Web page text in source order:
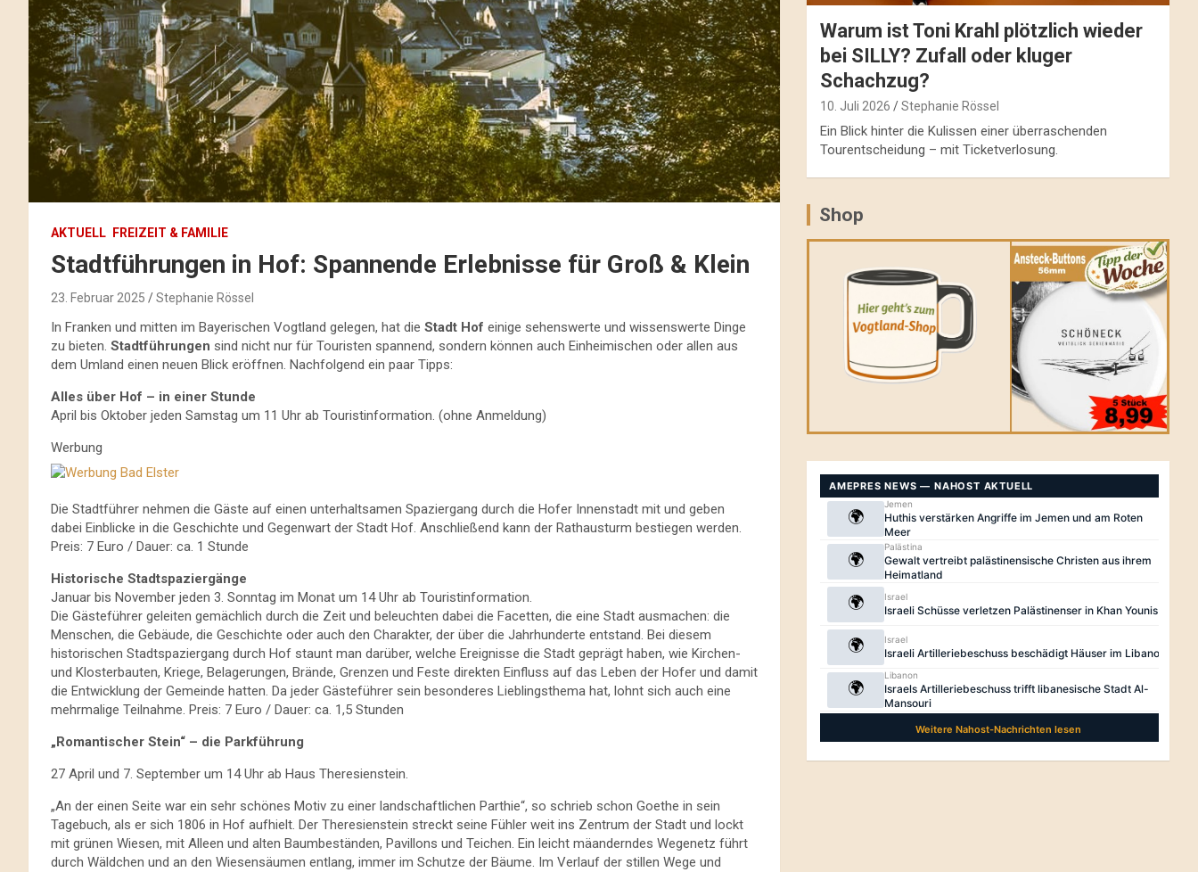
AKTUELL FREIZEIT & FAMILIE
Stadtführungen in Hof: Spannende Erlebnisse für Groß & Klein
23. Februar 2025 Stephanie Rössel
In Franken und mitten im Bayerischen Vogtland gelegen, hat die Stadt Hof einige sehenswerte und wissenswerte Dinge
zu bieten. Stadtführungen sind nicht nur für Touristen spannend, sondern können auch Einheimischen oder allen aus
dem Umland einen neuen Blick eröffnen. Nachfolgend ein paar Tipps:
Alles über Hof – in einer Stunde
April bis Oktober jeden Samstag um 11 Uhr ab Touristinformation. (ohne Anmeldung)
Werbung
Die Stadtführer nehmen die Gäste auf einen unterhaltsamen Spaziergang durch die Hofer Innenstadt mit und geben
dabei Einblicke in die Geschichte und Gegenwart der Stadt Hof. Anschließend kann der Rathausturm bestiegen werden.
Preis: 7 Euro / Dauer: ca. 1 Stunde
Historische Stadtspaziergänge
Januar bis November jeden 3. Sonntag im Monat um 14 Uhr ab Touristinformation.
Die Gästeführer geleiten gemächlich durch die Zeit und beleuchten dabei die Facetten, die eine Stadt ausmachen: die
Menschen, die Gebäude, die Geschichte oder auch den Charakter, der über die Jahrhunderte entstand. Bei diesem
historischen Stadtspaziergang durch Hof staunt man darüber, welche Ereignisse die Stadt geprägt haben, wie Kirchen-
und Klosterbauten, Kriege, Belagerungen, Brände, Grenzen und Feste direkten Einfluss auf das Leben der Hofer und damit
die Entwicklung der Gemeinde hatten. Da jeder Gästeführer sein besonderes Lieblingsthema hat, lohnt sich auch eine
mehrmalige Teilnahme. Preis: 7 Euro / Dauer: ca. 1,5 Stunden
„Romantischer Stein“ – die Parkführung
27 April und 7. September um 14 Uhr ab Haus Theresienstein.
„An der einen Seite war ein sehr schönes Motiv zu einer landschaftlichen Parthie“, so schrieb schon Goethe in sein
Tagebuch, als er sich 1806 in Hof aufhielt. Der Theresienstein streckt seine Fühler weit ins Zentrum der Stadt und lockt
mit grünen Wiesen, mit Alleen und alten Baumbeständen, Pavillons und Teichen. Ein leicht mäanderndes Wegenetz führt
durch Wäldchen und an den Wiesensäumen entlang, immer im Schutze der Bäume. Im Verlauf der stillen Wege und
Warum ist Toni Krahl plötzlich wieder
bei SILLY? Zufall oder kluger
Schachzug?
10. Juli 2026 Stephanie Rössel
Ein Blick hinter die Kulissen einer überraschenden
Tourentscheidung – mit Ticketverlosung.
Shop